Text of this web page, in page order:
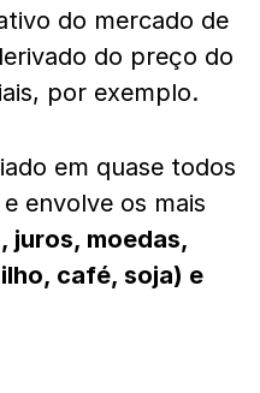
do mercado de
do preço do
por exemplo.
em quase todos
envolve os mais
juros, moedas,
café, soja) e